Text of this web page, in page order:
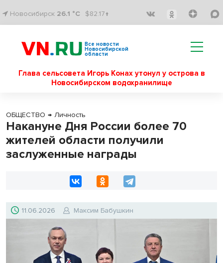
Новосибирск 26.1 °C $82.17↑
Все новости
Новосибирской
области
Глава сельсовета Игорь Конах утонул у острова в
Новосибирском водохранилище
ОБЩЕСТВО → Личность
Накануне Дня России более 70
жителей области получили
заслуженные награды
11.06.2026 Максим Бабушкин